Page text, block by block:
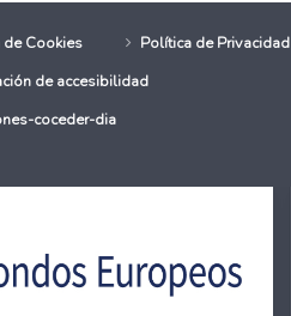
Cookies
Política de Privacidad
de accesibilidad
coceder-dia